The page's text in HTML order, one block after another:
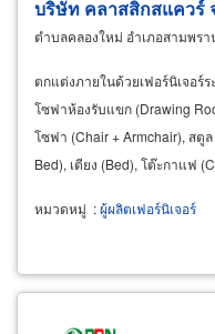
บริษัท คลาสสิกสแควร์
ตำบลคลองใหม่ อำเภอสามพร
ตกแต่งภายในด้วยเฟอร์นิเจอร์
โซฟาห้องรับแขก (Drawing
โซฟา (Chair + Armchair), สตู
Bed), เตียง (Bed), โต๊ะกาแฟ
หมวดหมู่ :ผู้ผลิตเฟอร์นิเจอร์